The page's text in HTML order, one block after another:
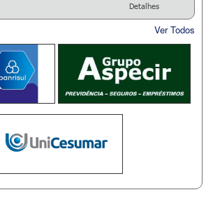
Detalhes
Ver Todos